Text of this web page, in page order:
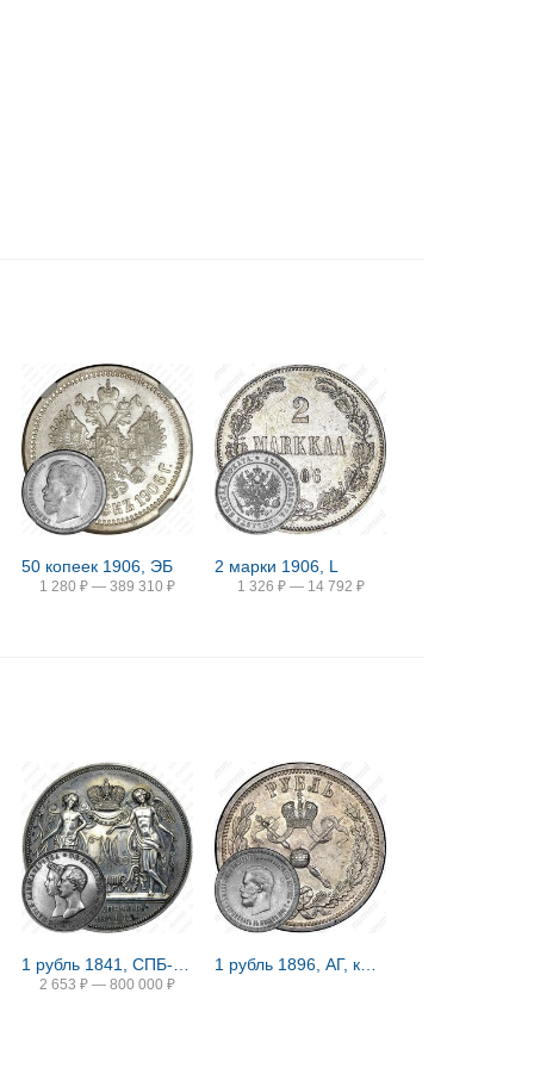
50 копеек 1906, ЭБ
1 280 ₽ — 389 310 ₽
2 марки 1906, L
1 326 ₽ — 14 792 ₽
2 653 ₽ — 800 000 ₽